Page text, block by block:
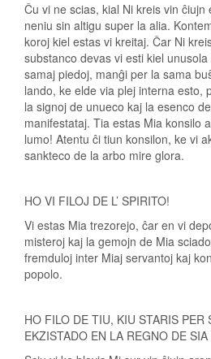
Ĉu vi ne scias, kial Ni kreis vin ĉiujn
neniu sin altigu super la alia.
koroj kiel estas vi kreitaj. Ĉar Ni
substanco devas vi esti kiel
samaj piedoj, manĝi per la sama
lando, ke elde via plej interna esto,
la signoj de unueco kaj la esenco
manifestataj. Tia estas Mia konsilo
lumo! Atentu ĉi tiun konsilon, ke vi
sankteco de la arbo mire glora.
HO VI FILOJ DE L’ SPIRITO!
Vi estas Mia trezorejo, ĉar en vi
misteroj kaj la gemojn de Mia
fremduloj inter Miaj servantoj kaj
popolo.
HO FILO DE TIU, KIU STARIS PER
EKZISTADO EN LA REGNO DE